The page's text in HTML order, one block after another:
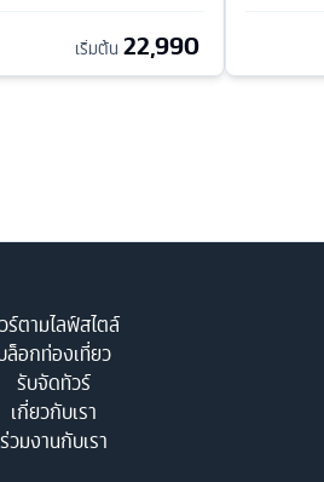
เริ่มต้น 22,990
ร์ตามไลฟ์สไตล์
ล็อกท่องเที่ยว
รับจัดทัวร์
เกี่ยวกับเรา
ร่วมงานกับเรา